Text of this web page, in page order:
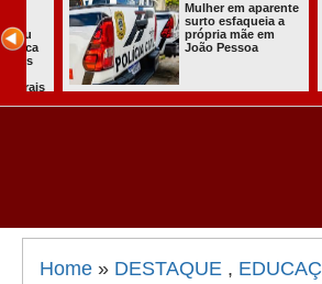
Mulher em aparente
surto esfaqueia a
própria mãe em
João Pessoa
Home » DESTAQUE ,